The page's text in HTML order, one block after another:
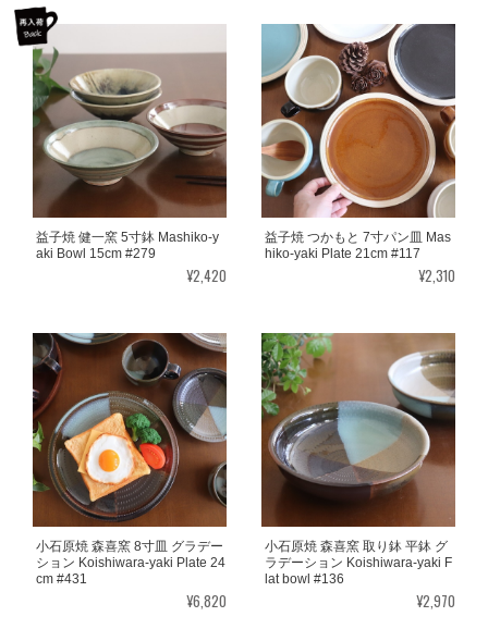
益子焼 健一窯 5寸鉢 Mashiko-y
aki Bowl 15cm #279
¥2,420
益子焼 つかもと 7寸パン皿 Mas
hiko-yaki Plate 21cm #117
¥2,310
小石原焼 森喜窯 8寸皿 グラデー
ション Koishiwara-yaki Plate 24
cm #431
¥6,820
小石原焼 森喜窯 取り鉢 平鉢 グ
ラデーション Koishiwara-yaki F
lat bowl #136
¥2,970